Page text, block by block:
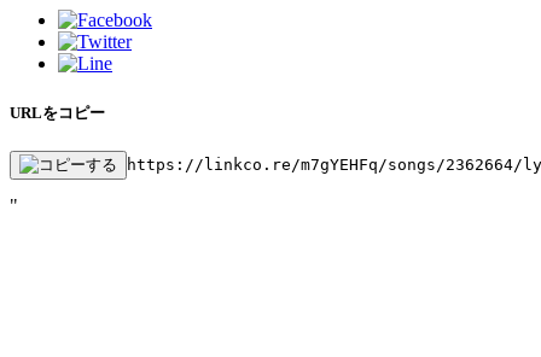
URLをコピー
https://linkco.re/m7gYEHFq/songs/2362664/
"